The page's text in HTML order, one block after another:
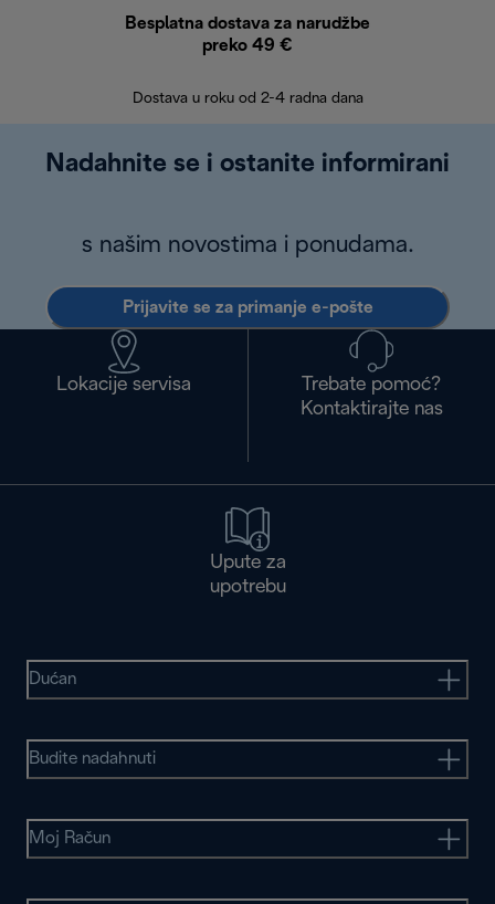
Besplatna dostava za narudžbe
preko 49 €
Dostava u roku od 2-4 radna dana
Nadahnite se i ostanite informirani
s našim novostima i ponudama.
Prijavite se za primanje e-pošte
Lokacije servisa
Trebate pomoć?
Kontaktirajte nas
Upute za
upotrebu
Dućan
Budite nadahnuti
Moj Račun